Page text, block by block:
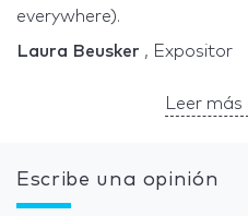
everywhere).
Laura Beusker , Expositor
Leer
Escribe una opinión